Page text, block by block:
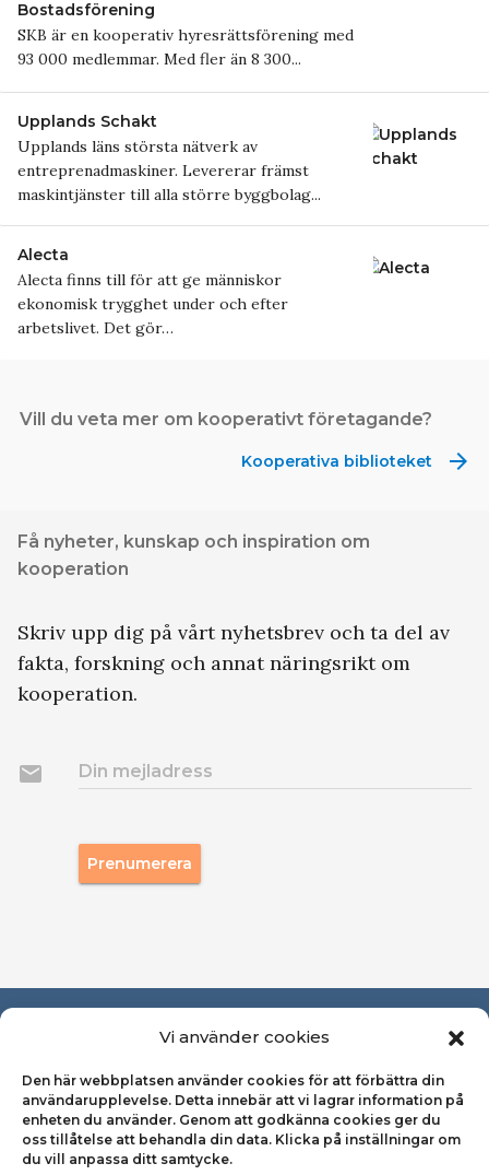
Vi använder cookies
Den här webbplatsen använder cookies för att förbättra din
användarupplevelse. Detta innebär att vi lagrar information på
enheten du använder. Genom att godkänna cookies ger du
oss tillåtelse att behandla din data. Klicka på inställningar om
du vill anpassa ditt samtycke.
Bostadsförening
SKB är en kooperativ hyresrättsförening med
93 000 medlemmar. Med fler än 8 300...
Schakt
Upplands Schakt
Upplands läns största nätverk av
entreprenadmaskiner. Levererar främst
maskintjänster till alla större byggbolag...
Alecta
Alecta finns till för att ge människor
ekonomisk trygghet under och efter
arbetslivet. Det gör…
Vill du veta mer om kooperativt företagande?
Kooperativa biblioteket arrow_forward
Få nyheter, kunskap och inspiration om
kooperation
Skriv upp dig på vårt nyhetsbrev och ta del av
fakta, forskning och annat näringsrikt om
kooperation.
email Din mejladress
Prenumerera
Om Svensk Kooperation
Pressrum
Kontakta oss